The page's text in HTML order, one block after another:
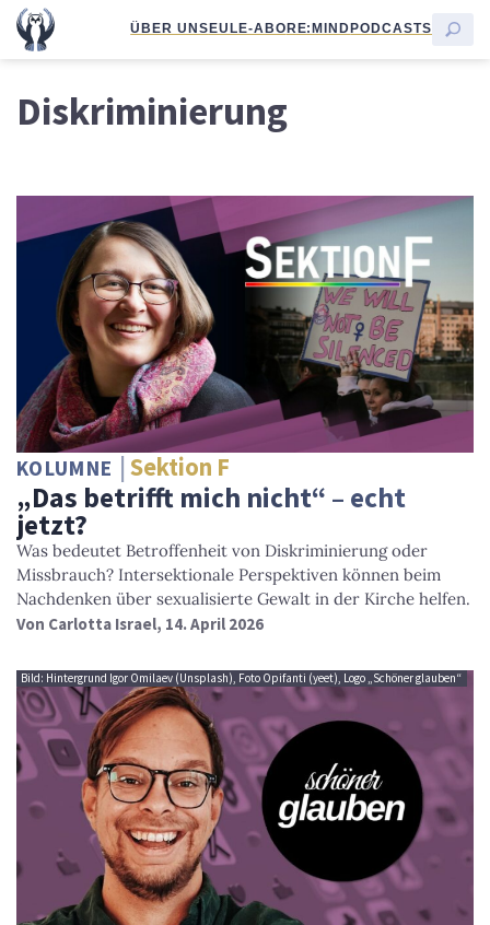
ÜBER UNSEULE-ABORE:MINDPODCASTS
Diskriminierung
KOLUMNE Sektion F
„Das betrifft mich nicht“ – echt
jetzt?
Was bedeutet Betroffenheit von Diskriminierung oder
Missbrauch? Intersektionale Perspektiven können beim
Nachdenken über sexualisierte Gewalt in der Kirche helfen.
Von Carlotta Israel, 14. April 2026
Bild: Hintergrund Igor Omilaev (Unsplash), Foto Opifanti (yeet), Logo „Schöner glauben“